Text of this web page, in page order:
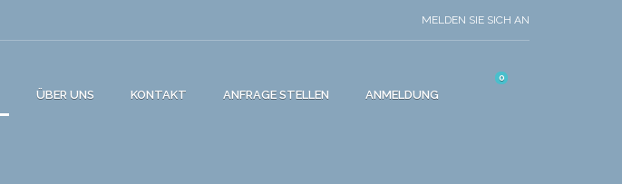
MELDEN SIE SICH AN
ÜBER UNS KONTAKT ANFRAGE STELLEN ANMELDUNG
0